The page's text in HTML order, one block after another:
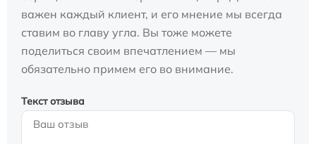
важен каждый клиент, и его мнение мы всегда
ставим во главу угла. Вы тоже можете
поделиться своим впечатлением — мы
обязательно примем его во внимание.
Текст отзыва